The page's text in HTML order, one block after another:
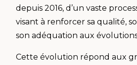
depuis 2016, d’un vaste
visant à renforcer sa qualité,
son adéquation aux
Cette évolution répond aux